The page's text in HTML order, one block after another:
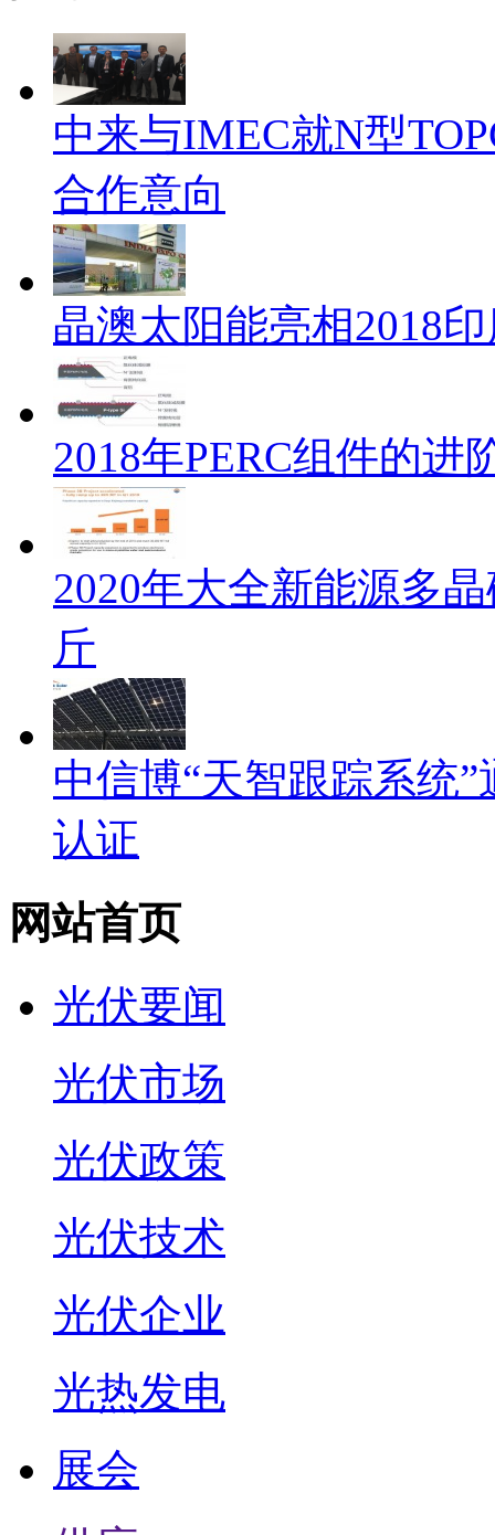
中来与IMEC就N型
合作意向
晶澳太阳能亮相2018
2018年PERC组件的进
2020年大全新能源多
斤
中信博“天智跟踪系统
认证
网站首页
光伏要闻
光伏市场
光伏政策
光伏技术
光伏企业
光热发电
展会